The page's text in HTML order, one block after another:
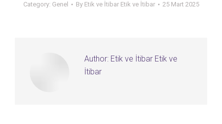
Category: Genel By Etik ve İtibar Etik ve İtibar 25 Mart 2025
Author: Etik ve İtibar Etik ve
İtibar